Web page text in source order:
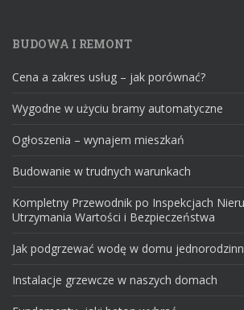
BUDOWA I REMONT
Cena a zakres usług – jak porównać?
Wygodne w użyciu bramy automatyczne
Ogłoszenia – wynajem mieszkań
Budowanie w trudnych warunkach
Kompletny Przewodnik po Inspekcjach
Utrzymania Wartości i Bezpieczeństwa
Jak podgrzewać wodę w domu
Instalacje grzewcze w naszych domach